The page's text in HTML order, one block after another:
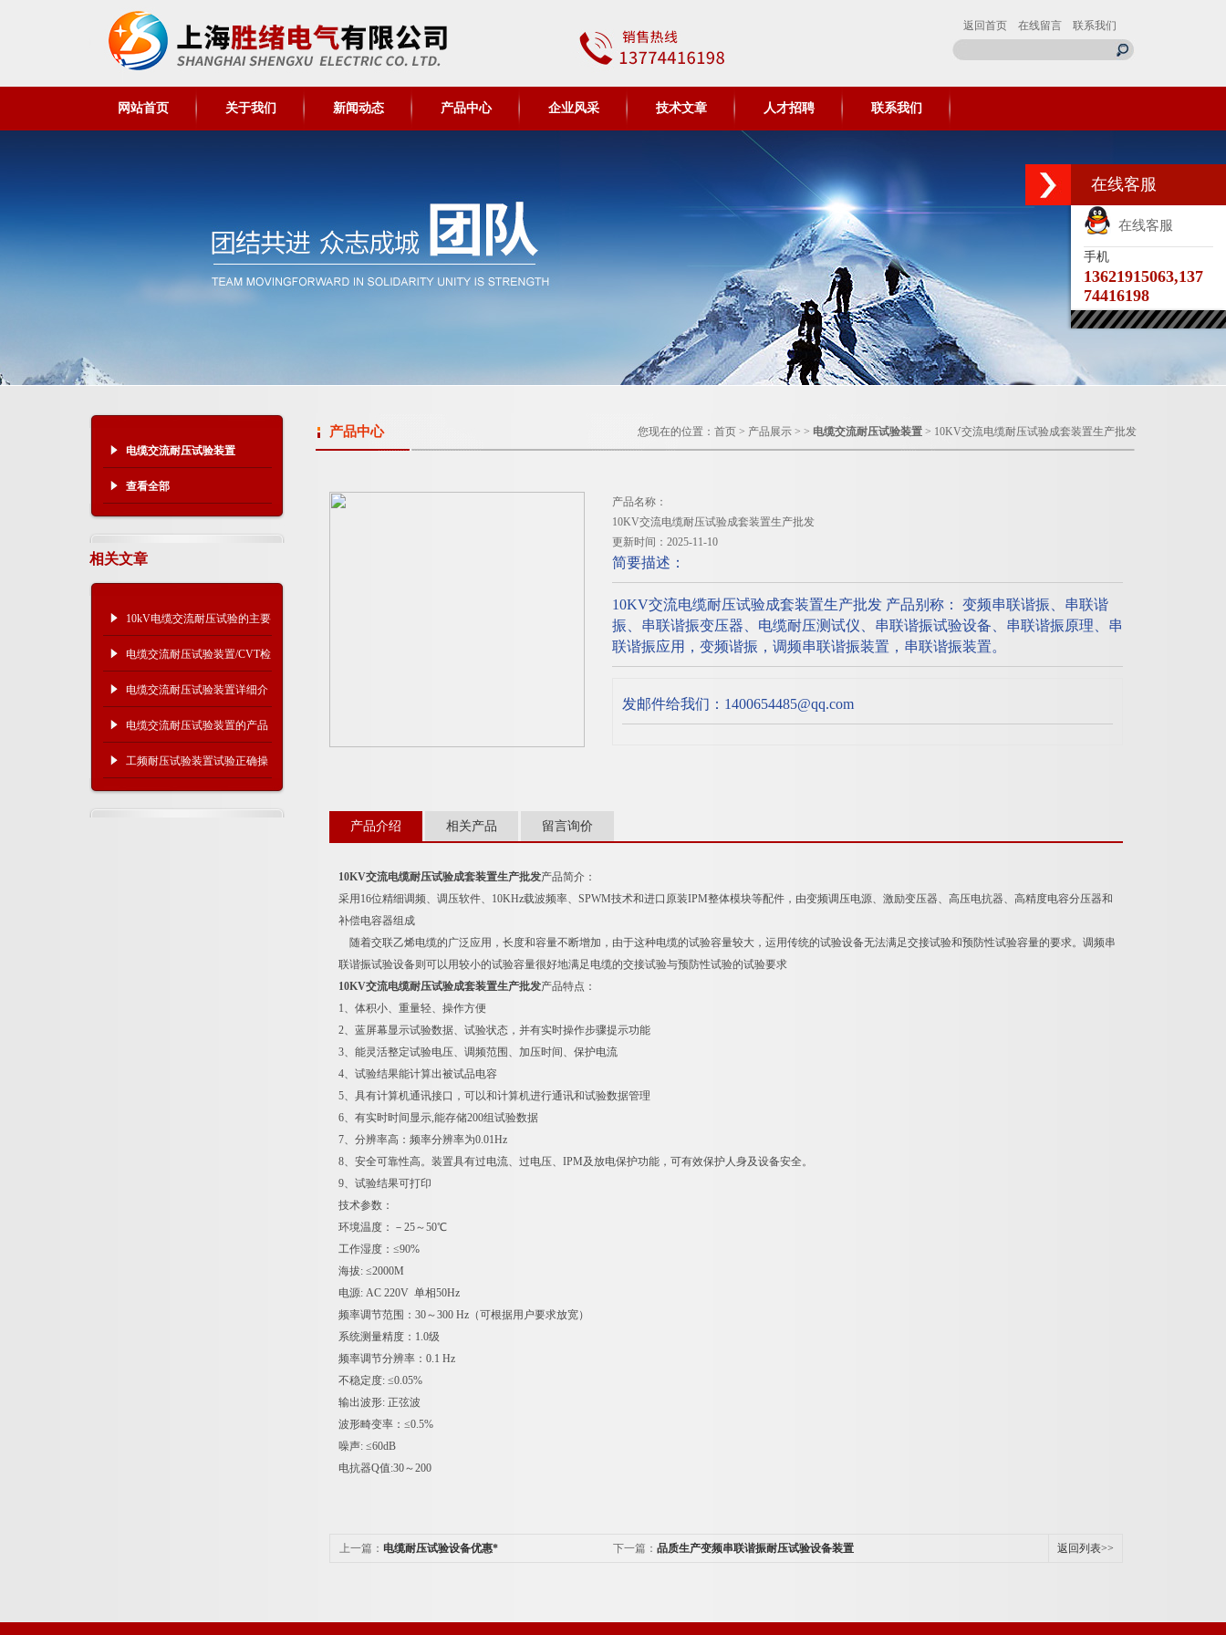
返回首页 在线留言 联系我们
网站首页 关于我们 新闻动态 产品中心 企业风采 技术文章 人才招聘 联系我们
电缆交流耐压试验装置
查看全部
相关文章
10kV电缆交流耐压试验的主要
试验设备
电缆交流耐压试验装置/CVT检
验用谐振升压装置
电缆交流耐压试验装置详细介
绍
电缆交流耐压试验装置的产品
及选用
工频耐压试验装置试验正确操
作步骤
产品中心 您现在的位置： 首页 > 产品展示 > > 电缆交流耐压试验装置 > 10KV交流电缆耐压试验成套装置生产批发
产品名称：
10KV交流电缆耐压试验成套装置生产批发
更新时间：2025-11-10
简要描述：
10KV交流电缆耐压试验成套装置生产批发 产品别称： 变频串联谐振、串联谐
振、串联谐振变压器、电缆耐压测试仪、串联谐振试验设备、串联谐振原理、串
联谐振应用，变频谐振，调频串联谐振装置，串联谐振装置。
发邮件给我们：1400654485@qq.com
产品介绍 相关产品 留言询价
10KV交流电缆耐压试验成套装置生产批发产品简介：
采用16位精细调频、调压软件、10KHz载波频率、SPWM技术和进口原装IPM整体模块等配件，由变频调压电源、激励变压器、高压电抗器、高精度电容分压器和
补偿电容器组成
随着交联乙烯电缆的广泛应用，长度和容量不断增加，由于这种电缆的试验容量较大，运用传统的试验设备无法满足交接试验和预防性试验容量的要求。调频串
联谐振试验设备则可以用较小的试验容量很好地满足电缆的交接试验与预防性试验的试验要求
10KV交流电缆耐压试验成套装置生产批发产品特点：
1、体积小、重量轻、操作方便
2、蓝屏幕显示试验数据、试验状态，并有实时操作步骤提示功能
3、能灵活整定试验电压、调频范围、加压时间、保护电流
4、试验结果能计算出被试品电容
5、具有计算机通讯接口，可以和计算机进行通讯和试验数据管理
6、有实时时间显示,能存储200组试验数据
7、分辨率高：频率分辨率为0.01Hz
8、安全可靠性高。装置具有过电流、过电压、IPM及放电保护功能，可有效保护人身及设备安全。
9、试验结果可打印
技术参数：
环境温度：－25～50℃
工作湿度：≤90%
海拔: ≤2000M
电源: AC 220V 单相50Hz
频率调节范围：30～300 Hz（可根据用户要求放宽）
系统测量精度：1.0级
频率调节分辨率：0.1 Hz
不稳定度: ≤0.05%
输出波形: 正弦波
波形畸变率：≤0.5%
噪声: ≤60dB
电抗器Q值:30～200
上一篇： 电缆耐压试验设备优惠* 下一篇： 品质生产变频串联谐振耐压试验设备装置 返回列表>>
在线客服
在线客服
手机
13621915063,137
74416198